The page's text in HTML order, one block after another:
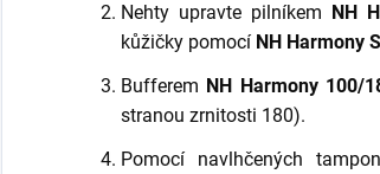
Nehty upravte pilníkem NH
kůžičky pomocí NH Harmony
Bufferem NH Harmony 100/
stranou zrnitosti 180).
Pomocí navlhčených